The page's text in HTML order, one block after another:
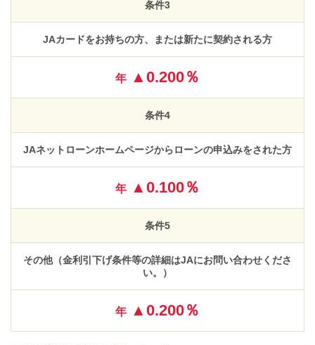
条件3
JAカードをお持ちの方、または新たに契約される方
年 ▲0.200％
条件4
JAネットローンホームページからローンの申込みをされた方
年 ▲0.100％
条件5
その他（金利引下げ条件等の詳細はJAにお問い合わせくださ
い。）
年 ▲0.200％